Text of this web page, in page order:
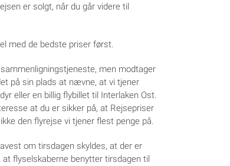
er solgt, når du går videre til
med de bedste priser først.
men modtager
på sin plads at nævne, at vi tjener
eller en billig flybillet til Interlaken Ost.
at du er sikker på, at Rejsepriser
den flyrejse vi tjener flest penge på.
om tirsdagen skyldes, at der er
flyselskaberne benytter tirsdagen til